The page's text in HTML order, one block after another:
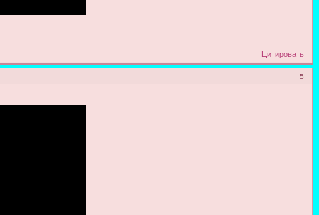
Цитировать
5